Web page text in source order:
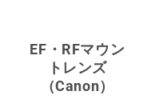
EF・RFマウン
トレンズ
（Canon）